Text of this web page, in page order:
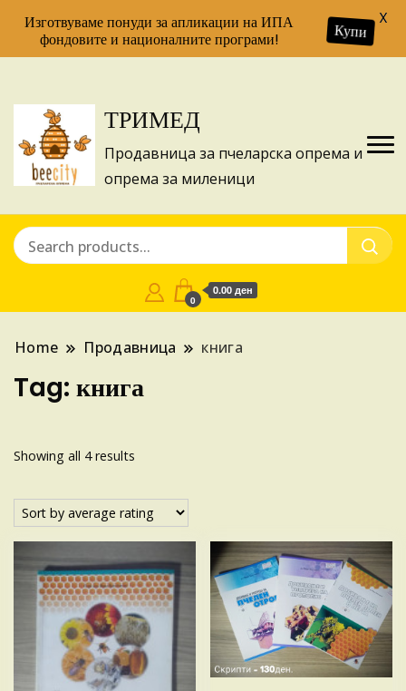
ТРИМЕД
Продавница за пчеларска опрема и
опрема за миленици
0
0.00 ден
Home Продавница книга
Tag: книга
Showing all 4 results
average
rating
Изготвуваме понуди за апликации на ИПА
фондовите и националните програми!
Купи
X